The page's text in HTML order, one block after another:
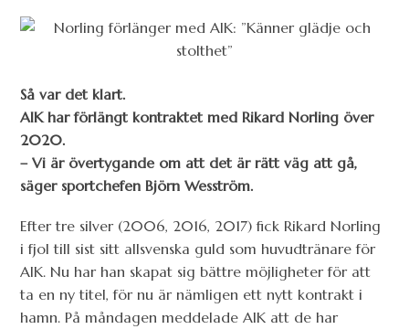
Så var det klart.
AIK har förlängt kontraktet med Rikard Norling över
2020.
– Vi är övertygande om att det är rätt väg att gå,
säger sportchefen Björn Wesström.
Efter tre silver (2006, 2016, 2017) fick Rikard Norling
i fjol till sist sitt allsvenska guld som huvudtränare för
AIK. Nu har han skapat sig bättre möjligheter för att
ta en ny titel, för nu är nämligen ett nytt kontrakt i
hamn. På måndagen meddelade AIK att de har